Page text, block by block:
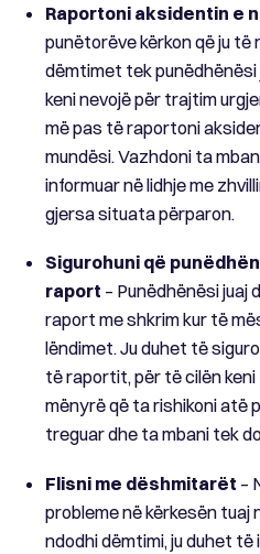
Raportoni aksidentin e
punëtorëve kërkon që ju
dëmtimet tek punëdhënësi
keni nevojë për trajtim
më pas të raportoni
mundësi. Vazhdoni ta
informuar në lidhje me
gjersa situata përparon.
Sigurohuni që
raport – Punëdhënësi juaj
raport me shkrim kur të
lëndimet. Ju duhet të
të raportit, për të cilën
mënyrë që ta rishikoni atë
treguar dhe ta mbani tek
Flisni me dëshmitarët –
probleme në kërkesën tuaj
ndodhi dëmtimi, ju duhet